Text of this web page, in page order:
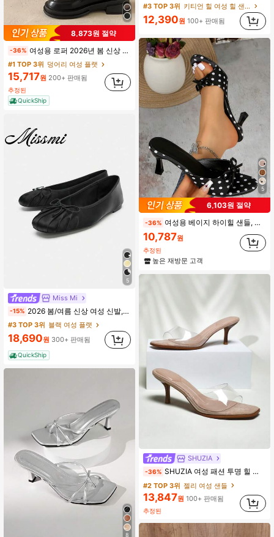
8,873원 절약
-36% 여성용 로퍼 2026년 봄 신상 초인기 패션 다용도 레트로 편안한 라운드 토 굵은 굽 PU 신발
#1 TOP 3위 덩어리 여성 플랫
15,717원 200+ 판매됨
추정된
QuickShip
5
Miss Mi
-15% 2026 봄/여름 신상 여성 신발, 리본 장식 발레 플랫, 어머니의 날 선물
#3 TOP 3위 블랙 여성 플랫
18,690원 300+ 판매됨
QuickShip
8
#3 TOP 3위 키티언 힐 여성 힐 샌들
12,390원 100+ 판매됨
5
6,103원 절약
-36% 여성용 베이지 하이힐 샌들, 오픈 토, 다용도 미니멀리스트 스타일, 여름
10,787원
추정된
높은 재방문 고객
SHUZIA
-36% SHUZIA 여성 패션 투명 힐 샌들
#2 TOP 3위 젤리 여성 샌들
13,847원 100+ 판매됨
추정된